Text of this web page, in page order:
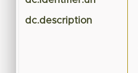
dc.description